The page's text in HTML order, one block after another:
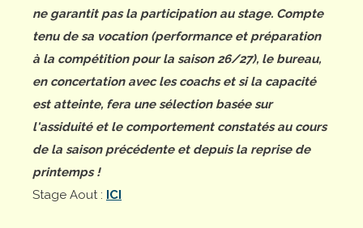
ne garantit pas la participation au stage. Compte
tenu de sa vocation (performance et préparation
à la compétition pour la saison 26/27), le bureau,
en concertation avec les coachs et si la capacité
est atteinte, fera une sélection basée sur
l'assiduité et le comportement constatés au cours
de la saison précédente et depuis la reprise de
printemps !
Stage Aout : ICI